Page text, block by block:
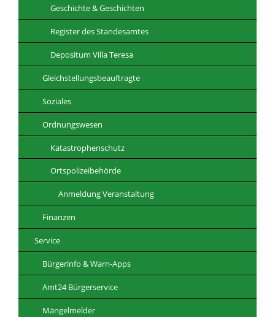
Geschichte & Geschichten
Register des Standesamtes
Depositum Villa Teresa
Gleichstellungsbeauftragte
Soziales
Ordnungswesen
Katastrophenschutz
Ortspolizeibehörde
Anmeldung Veranstaltung
Finanzen
Service
Bürgerinfo & Warn-Apps
Amt24 Bürgerservice
Mängelmelder